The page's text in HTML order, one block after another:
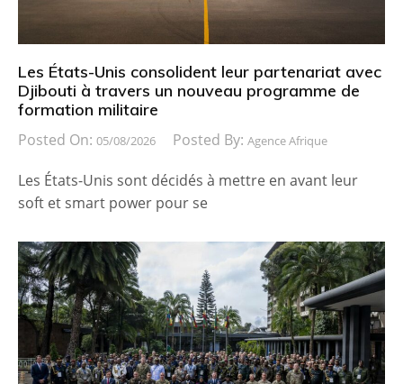
Les États-Unis consolident leur partenariat avec
Djibouti à travers un nouveau programme de
formation militaire
Posted On: 05/08/2026 Posted By: Agence Afrique
Les États-Unis sont décidés à mettre en avant leur
soft et smart power pour se